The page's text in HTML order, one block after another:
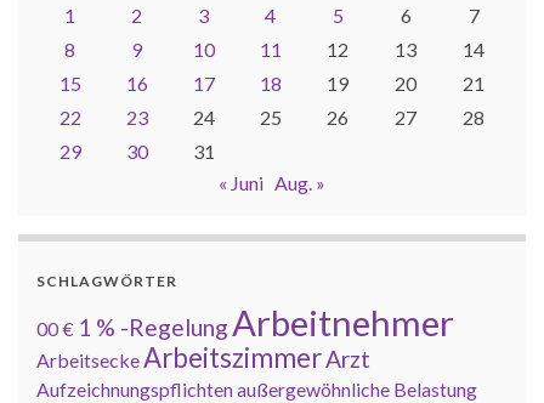
1
2 3 4 5 6
7
8
9 10 11 12 13
14
15
16 17 18 19 20
21
22
23 24 25 26 27
28
29
30
31
« Juni Aug. »
SCHLAGWÖRTER
00 € 1 % -RegelungArbeitnehmer
ArbeitseckeArbeitszimmerArzt
Aufzeichnungspflichtenaußergewöhnliche Belastung